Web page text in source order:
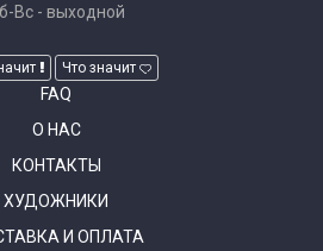
Вс - выходной
Что значит
FAQ
О НАС
КОНТАКТЫ
ХУДОЖНИКИ
И ОПЛАТА